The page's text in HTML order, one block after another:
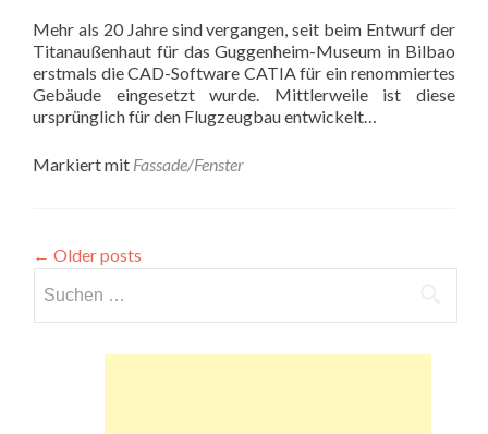
Mehr als 20 Jahre sind vergangen, seit beim Entwurf der
Titanaußenhaut für das Guggenheim-Museum in Bilbao
erstmals die CAD-Software CATIA für ein renommiertes
Gebäude eingesetzt wurde. Mittlerweile ist diese
ursprünglich für den Flugzeugbau entwickelt…
Markiert mit Fassade/Fenster
← Older posts
nach: